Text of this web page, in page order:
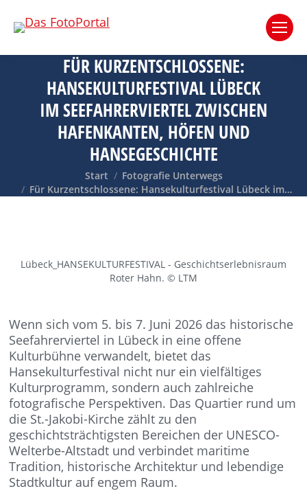
FÜR KURZENTSCHLOSSENE:
HANSEKULTURFESTIVAL LÜBECK
IM SEEFAHRERVIERTEL ZWISCHEN
HAFENKANTEN, HÖFEN UND
HANSEGESCHICHTE
Sie befinden sich hier:
Start
Fotografie Unterwegs
Für Kurzentschlossene: Hansekulturfestival Lübeck im…
Lübeck_HANSEKULTURFESTIVAL - Geschichtserlebnisraum
Roter Hahn. © LTM
Wenn sich vom 5. bis 7. Juni 2026 das historische
Seefahrerviertel in Lübeck in eine offene
Kulturbühne verwandelt, bietet das
Hansekulturfestival nicht nur ein vielfältiges
Kulturprogramm, sondern auch zahlreiche
fotografische Perspektiven. Das Quartier rund um
die St.-Jakobi-Kirche zählt zu den
geschichtsträchtigsten Bereichen der UNESCO-
Welterbe-Altstadt und verbindet maritime
Tradition, historische Architektur und lebendige
Stadtkultur auf engem Raum.